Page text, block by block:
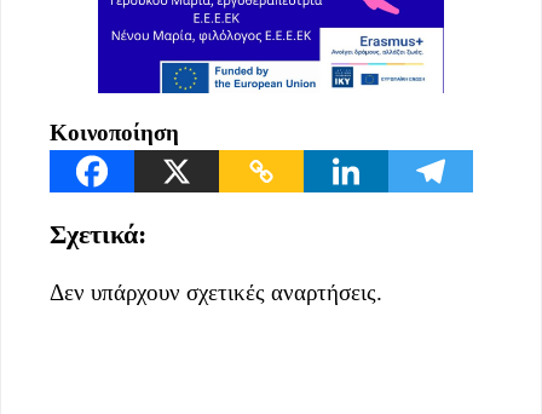
Κοινοποίηση
Σχετικά:
Δεν υπάρχουν σχετικές αναρτήσεις.